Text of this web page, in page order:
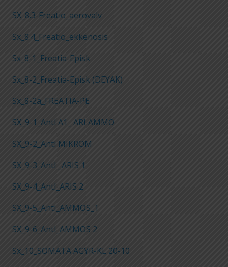
SX_8.3-Freatio_aerovalv
Sx_8.4_Freatio_ekkenosis
Sx_8-1_Freatia-Episk
Sx_8-2_Freatia-Episk (DEYAK)
Sx_8-2a_FREATIA-PE
SX_9-1_Antl A1_ ARI AMMO
SX_9-2_Antl MIKROM
SX_9-3_Antl _ARIS 1
SX_9-4_Antl_ARIS 2
SX_9-5_Antl_AMMOS_1
SX_9-6_Antl_AMMOS 2
Sx_10_SOMATA AGYR-KL 20-10